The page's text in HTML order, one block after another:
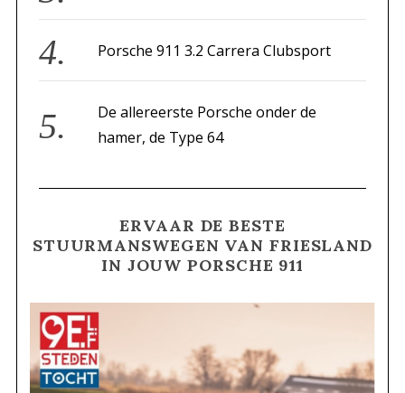
Porsche 911 3.2 Carrera Clubsport
De allereerste Porsche onder de
hamer, de Type 64
ERVAAR DE BESTE
STUURMANSWEGEN VAN FRIESLAND
IN JOUW PORSCHE 911